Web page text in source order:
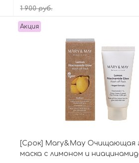
1 900 руб.
В корзину
Акция
[Срок] Mary&May Очищающая
маска с лимоном и